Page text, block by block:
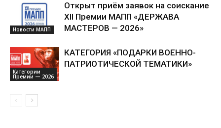
Новости МАПП
Открыт приём заявок на соискание
XII Премии МАПП «ДЕРЖАВА
МАСТЕРОВ — 2026»
Категории
Премии — 2026
КАТЕГОРИЯ «ПОДАРКИ ВОЕННО-
ПАТРИОТИЧЕСКОЙ ТЕМАТИКИ»